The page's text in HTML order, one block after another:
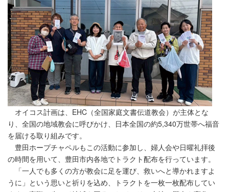
オイコス計画は、EHC（全国家庭文書伝道教会）が主体とな
り、全国の地域教会に呼びかけ、日本全国の約5,340万世帯へ福音
を届ける取り組みです。
豊田ホープチャペルもこの活動に参加し、婦人会や日曜礼拝後
の時間を用いて、豊田市内各地でトラクト配布を行っています。
「一人でも多くの方が教会に足を運び、救いへと導かれますよ
うに」という思いと祈りを込め、トラクトを一枚一枚配布してい